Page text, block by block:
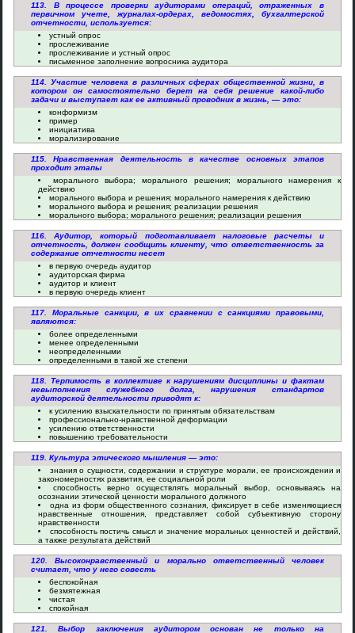
113. В процессе проверки аудиторами операций, отраженных в
первичном учете, журналах-ордерах, ведомостях, бухгалтерской
отчетности, используется:
устный опрос
прослеживание
прослеживание и устный опрос
письменное заполнение вопросника аудитора
114. Участие человека в различных сферах общественной жизни, в
котором он самостоятельно берет на себя решение какой-либо
задачи и выступает как ее активный проводник в жизнь, — это:
конформизм
пример
инициатива
морализирование
115. Нравственная деятельность в качестве основных этапов
проходит этапы
морального выбора; морального решения; морального намерения к
действию
морального выбора и решения; морального намерения к действию
морального выбора и решения; реализации решения
морального выбора; морального решения; реализации решения
116. Аудитор, который подготавливает налоговые расчеты и
отчетность, должен сообщить клиенту, что ответственность за
содержание отчетности несет
в первую очередь аудитор
аудиторская фирма
аудитор и клиент
в первую очередь клиент
117. Моральные санкции, в их сравнении с санкциями правовыми,
являются:
более определенными
менее определенными
неопределенными
определенными в такой же степени
118. Терпимость в коллективе к нарушениям дисциплины и фактам
невыполнения служебного долга, нарушения стандартов
аудиторской деятельности приводят к:
к усилению взыскательности по принятым обязательствам
профессионально-нравственной деформации
усилению ответственности
повышению требовательности
119. Культура этического мышления — это:
знания о сущности, содержании и структуре морали, ее происхождении и
закономерностях развития, ее социальной роли
способность верно осуществлять моральный выбор, основываясь на
осознании этической ценности морального должного
одна из форм общественного сознания, фиксирует в себе изменяющиеся
нравственные отношения, представляет собой субъективную сторону
нравственности
способность постичь смысл и значение моральных ценностей и действий,
а также результата действий
120. Высоконравственный и морально ответственный человек
считает, что у него совесть
беспокойная
безмятежная
чистая
спокойная
121. Выбор заключения аудитором основан не только на